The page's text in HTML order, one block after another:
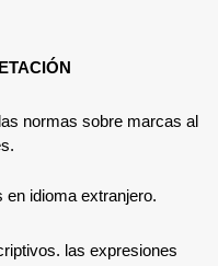
normas sobre marcas al
en idioma extranjero.
las expresiones